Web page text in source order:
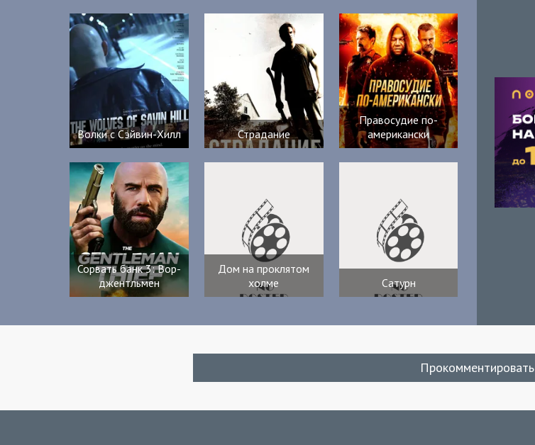
Волки с Сэйвин-Хилл Страдание
Правосудие по-
американски
Сорвать банк 3: Вор-
джентльмен
Дом на проклятом
холме
Сатурн
Прокомментировать